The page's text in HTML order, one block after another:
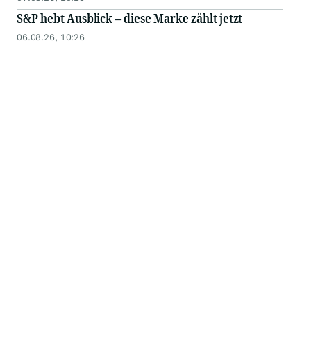
S&P hebt Ausblick – diese Marke zählt jetzt
06.08.26, 10:26